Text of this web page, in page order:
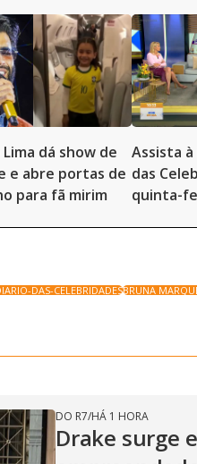
dá show de
e abre portas de
para fã mirim
Assista
das
quinta-
DAS-CELEBRIDADESBRUNA
DO R7/HÁ 1 HORA
Drake surge